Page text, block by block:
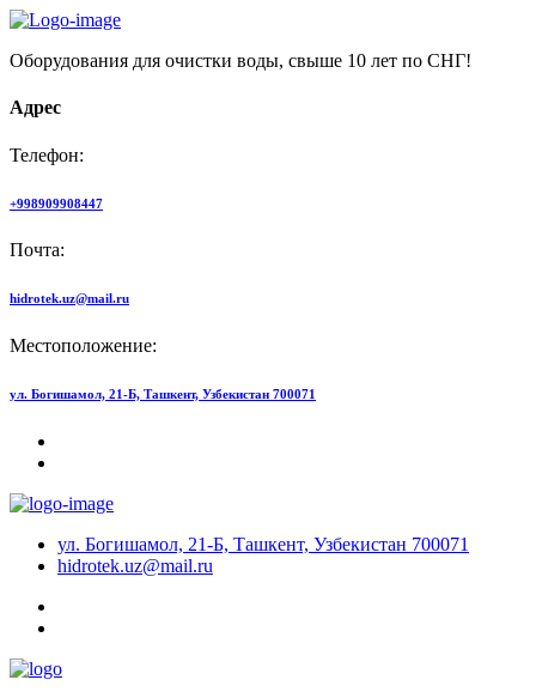
Оборудования для очистки воды, свыше 10 лет по СНГ!
Адрес
Телефон:
+998909908447
Почта:
hidrotek.uz@mail.ru
Местоположение:
ул. Богишамол, 21-Б, Ташкент, Узбекистан 700071
ул. Богишамол, 21-Б, Ташкент, Узбекистан 700071
hidrotek.uz@mail.ru